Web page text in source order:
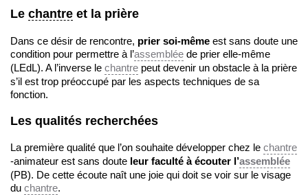
Le chantre et la prière
Dans ce désir de rencontre, prier soi-même est sans doute une
condition pour permettre à l’assemblée de prier elle-même
(LEdL). A l’inverse le chantre peut devenir un obstacle à la prière
s’il est trop préoccupé par les aspects techniques de sa
fonction.
Les qualités recherchées
La première qualité que l’on souhaite développer chez le chantre
-animateur est sans doute leur faculté à écouter l’assemblée
(PB). De cette écoute naît une joie qui doit se voir sur le visage
du chantre.